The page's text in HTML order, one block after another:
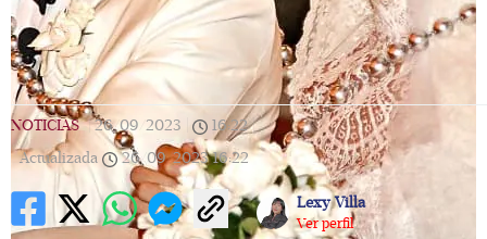
NOTICIAS | 26/09/2023 16:22 |
Actualizada
26/09/2023 16:22
Lexy Villa
Ver perfil